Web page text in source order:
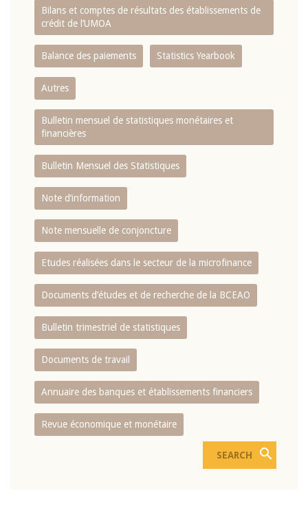
Bilans et comptes de résultats des établissements de
crédit de l‘UMOA
Balance des paiements Statistics Yearbook
Autres
Bulletin mensuel de statistiques monétaires et
financières
Bulletin Mensuel des Statistiques
Note d’information
Note mensuelle de conjoncture
Etudes réalisées dans le secteur de la microfinance
Documents d’études et de recherche de la BCEAO
Bulletin trimestriel de statistiques
Documents de travail
Annuaire des banques et établissements financiers
Revue économique et monétaire